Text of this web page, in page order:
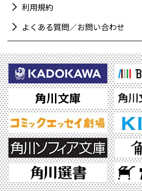
利用規約
よくある質問／お問い合わせ